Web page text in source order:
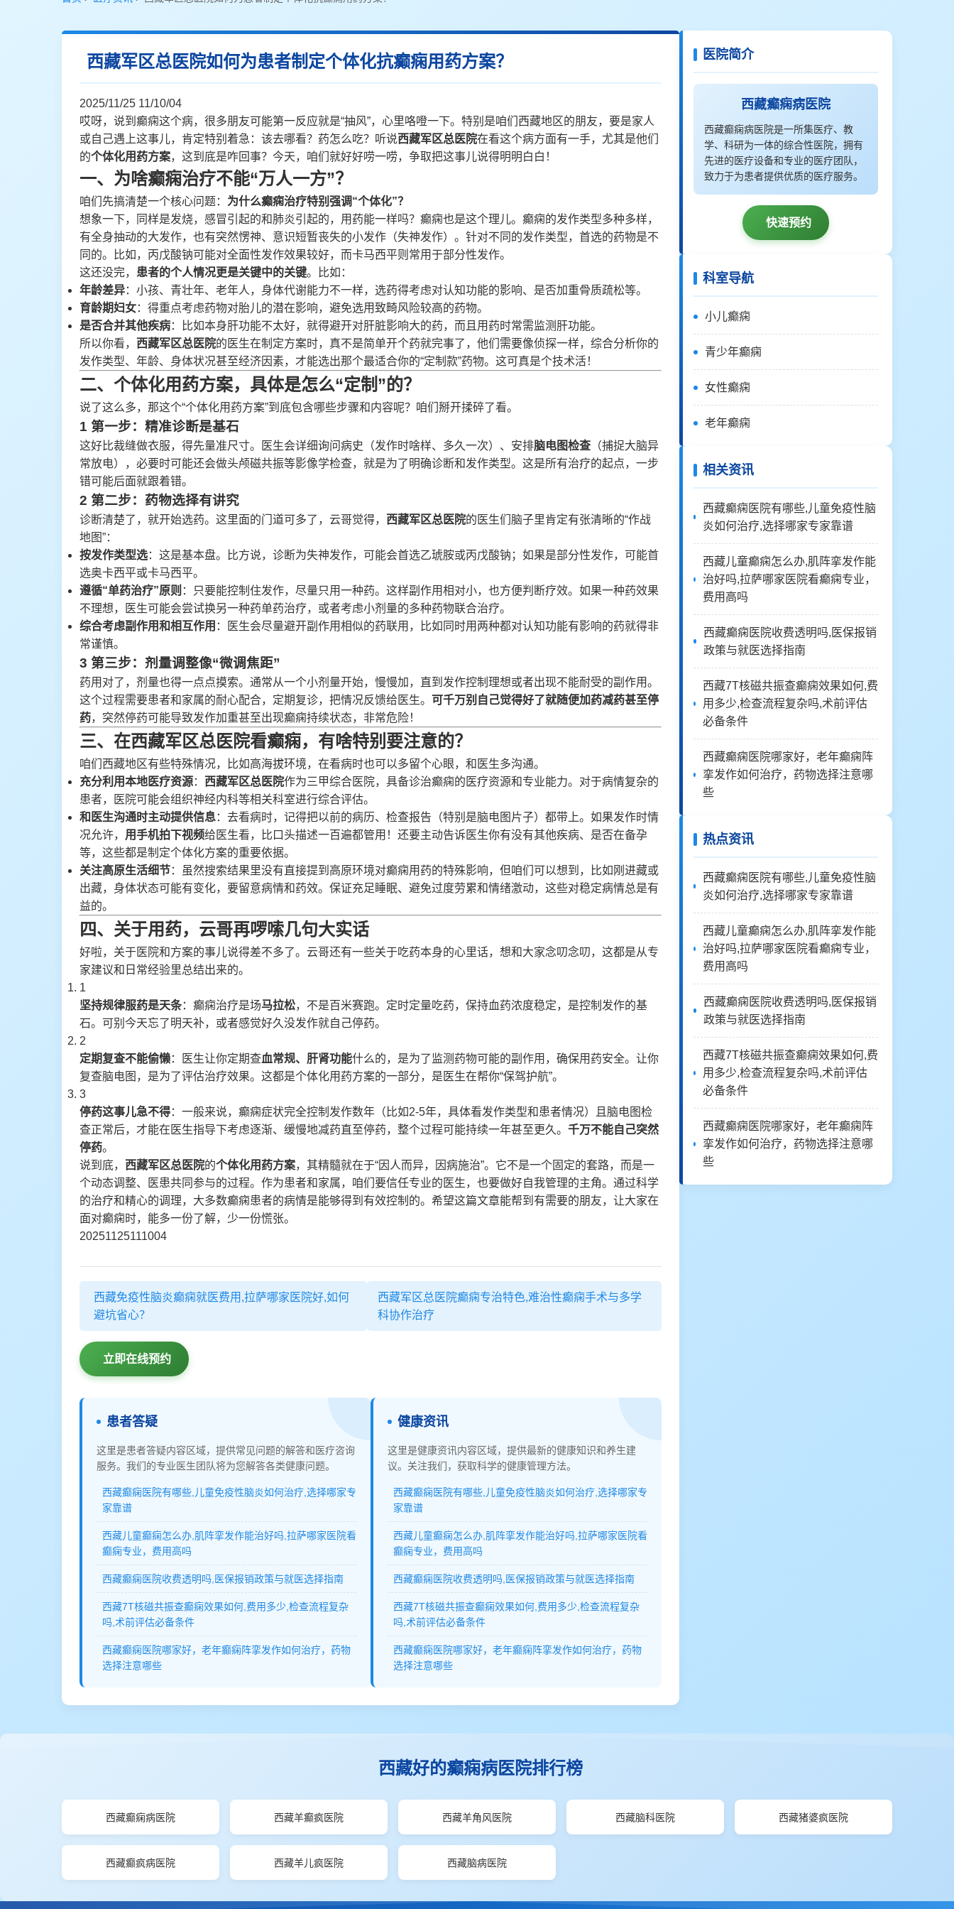
西藏军区总医院如何为患者制定个体化抗癫痫用药方案？
2025/11/25 11/10/04
哎呀，说到癫痫这个病，很多朋友可能第一反应就是“抽风”，心里咯噔一下。特别是咱们西藏地区的朋友，要是家人
或自己遇上这事儿，肯定特别着急：该去哪看？药怎么吃？听说西藏军区总医院在看这个病方面有一手，尤其是他们
的个体化用药方案，这到底是咋回事？今天，咱们就好好唠一唠，争取把这事儿说得明明白白！
一、为啥癫痫治疗不能“万人一方”？
咱们先搞清楚一个核心问题： 为什么癫痫治疗特别强调“个体化”？
想象一下，同样是发烧，感冒引起的和肺炎引起的，用药能一样吗？癫痫也是这个理儿。癫痫的发作类型多种多样，
有全身抽动的大发作，也有突然愣神、意识短暂丧失的小发作（失神发作）。针对不同的发作类型，首选的药物是不
同的。比如，丙戊酸钠可能对全面性发作效果较好，而卡马西平则常用于部分性发作。
这还没完， 患者的个人情况更是关键中的关键。比如：
年龄差异：小孩、青壮年、老年人，身体代谢能力不一样，选药得考虑对认知功能的影响、是否加重骨质疏松等。
育龄期妇女：得重点考虑药物对胎儿的潜在影响，避免选用致畸风险较高的药物。
是否合并其他疾病：比如本身肝功能不太好，就得避开对肝脏影响大的药，而且用药时常需监测肝功能。
所以你看， 西藏军区总医院的医生在制定方案时，真不是简单开个药就完事了，他们需要像侦探一样，综合分析你的
发作类型、年龄、身体状况甚至经济因素，才能选出那个最适合你的“定制款”药物。这可真是个技术活！
二、个体化用药方案，具体是怎么“定制”的？
说了这么多，那这个“个体化用药方案”到底包含哪些步骤和内容呢？咱们掰开揉碎了看。
1 第一步：精准诊断是基石
这好比裁缝做衣服，得先量准尺寸。医生会详细询问病史（发作时啥样、多久一次）、安排脑电图检查 （捕捉大脑异
常放电），必要时可能还会做头颅磁共振等影像学检查，就是为了明确诊断和发作类型。这是所有治疗的起点，一步
错可能后面就跟着错。
2 第二步：药物选择有讲究
诊断清楚了，就开始选药。这里面的门道可多了，云哥觉得， 西藏军区总医院的医生们脑子里肯定有张清晰的“作战
地图”：
按发作类型选：这是基本盘。比方说，诊断为失神发作，可能会首选乙琥胺或丙戊酸钠；如果是部分性发作，可能首
选奥卡西平或卡马西平。
遵循“单药治疗”原则 ：只要能控制住发作，尽量只用一种药。这样副作用相对小，也方便判断疗效。如果一种药效果
不理想，医生可能会尝试换另一种药单药治疗，或者考虑小剂量的多种药物联合治疗。
综合考虑副作用和相互作用 ：医生会尽量避开副作用相似的药联用，比如同时用两种都对认知功能有影响的药就得非
常谨慎。
3 第三步：剂量调整像“微调焦距”
药用对了，剂量也得一点点摸索。通常从一个小剂量开始，慢慢加，直到发作控制理想或者出现不能耐受的副作用。
这个过程需要患者和家属的耐心配合，定期复诊，把情况反馈给医生。 可千万别自己觉得好了就随便加药减药甚至停
药，突然停药可能导致发作加重甚至出现癫痫持续状态，非常危险！
三、在西藏军区总医院看癫痫，有啥特别要注意的？
咱们西藏地区有些特殊情况，比如高海拔环境，在看病时也可以多留个心眼，和医生多沟通。
充分利用本地医疗资源： 西藏军区总医院作为三甲综合医院，具备诊治癫痫的医疗资源和专业能力。对于病情复杂的
患者，医院可能会组织神经内科等相关科室进行综合评估。
和医生沟通时主动提供信息：去看病时，记得把以前的病历、检查报告（特别是脑电图片子）都带上。如果发作时情
况允许， 用手机拍下视频给医生看，比口头描述一百遍都管用！还要主动告诉医生你有没有其他疾病、是否在备孕
等，这些都是制定个体化方案的重要依据。
关注高原生活细节：虽然搜索结果里没有直接提到高原环境对癫痫用药的特殊影响，但咱们可以想到，比如刚进藏或
出藏，身体状态可能有变化，要留意病情和药效。保证充足睡眠、避免过度劳累和情绪激动，这些对稳定病情总是有
益的。
四、关于用药，云哥再啰嗦几句大实话
好啦，关于医院和方案的事儿说得差不多了。云哥还有一些关于吃药本身的心里话，想和大家念叨念叨，这都是从专
家建议和日常经验里总结出来的。
1
坚持规律服药是天条：癫痫治疗是场马拉松，不是百米赛跑。定时定量吃药，保持血药浓度稳定，是控制发作的基
石。可别今天忘了明天补，或者感觉好久没发作就自己停药。
2
定期复查不能偷懒：医生让你定期查血常规、肝肾功能什么的，是为了监测药物可能的副作用，确保用药安全。让你
复查脑电图，是为了评估治疗效果。这都是个体化用药方案的一部分，是医生在帮你“保驾护航”。
3
停药这事儿急不得：一般来说，癫痫症状完全控制发作数年（比如2-5年，具体看发作类型和患者情况）且脑电图检
查正常后，才能在医生指导下考虑逐渐、缓慢地减药直至停药，整个过程可能持续一年甚至更久。 千万不能自己突然
停药。
说到底， 西藏军区总医院的个体化用药方案，其精髓就在于“因人而异，因病施治”。它不是一个固定的套路，而是一
个动态调整、医患共同参与的过程。作为患者和家属，咱们要信任专业的医生，也要做好自我管理的主角。通过科学
的治疗和精心的调理，大多数癫痫患者的病情是能够得到有效控制的。希望这篇文章能帮到有需要的朋友，让大家在
面对癫痫时，能多一份了解，少一份慌张。
20251125111004
西藏免疫性脑炎癫痫就医费用,拉萨哪家医院好,如何
避坑省心？
西藏军区总医院癫痫专治特色,难治性癫痫手术与多学
科协作治疗
立即在线预约
患者答疑
这里是患者答疑内容区域，提供常见问题的解答和医疗咨询
服务。我们的专业医生团队将为您解答各类健康问题。
西藏癫痫医院有哪些,儿童免疫性脑炎如何治疗,选择哪家专
家靠谱
西藏儿童癫痫怎么办,肌阵挛发作能治好吗,拉萨哪家医院看
癫痫专业，费用高吗
西藏癫痫医院收费透明吗,医保报销政策与就医选择指南
西藏7T核磁共振查癫痫效果如何,费用多少,检查流程复杂
吗,术前评估必备条件
西藏癫痫医院哪家好，老年癫痫阵挛发作如何治疗，药物
选择注意哪些
健康资讯
这里是健康资讯内容区域，提供最新的健康知识和养生建
议。关注我们，获取科学的健康管理方法。
西藏癫痫医院有哪些,儿童免疫性脑炎如何治疗,选择哪家专
家靠谱
西藏儿童癫痫怎么办,肌阵挛发作能治好吗,拉萨哪家医院看
癫痫专业，费用高吗
西藏癫痫医院收费透明吗,医保报销政策与就医选择指南
西藏7T核磁共振查癫痫效果如何,费用多少,检查流程复杂
吗,术前评估必备条件
西藏癫痫医院哪家好，老年癫痫阵挛发作如何治疗，药物
选择注意哪些
医院简介
西藏癫痫病医院
西藏癫痫病医院是一所集医疗、教
学、科研为一体的综合性医院，拥有
先进的医疗设备和专业的医疗团队，
致力于为患者提供优质的医疗服务。
快速预约
科室导航
小儿癫痫
青少年癫痫
女性癫痫
老年癫痫
相关资讯
西藏癫痫医院有哪些,儿童免疫性脑
炎如何治疗,选择哪家专家靠谱
西藏儿童癫痫怎么办,肌阵挛发作能
治好吗,拉萨哪家医院看癫痫专业，
费用高吗
西藏癫痫医院收费透明吗,医保报销
政策与就医选择指南
西藏7T核磁共振查癫痫效果如何,费
用多少,检查流程复杂吗,术前评估
必备条件
西藏癫痫医院哪家好，老年癫痫阵
挛发作如何治疗，药物选择注意哪
些
热点资讯
西藏癫痫医院有哪些,儿童免疫性脑
炎如何治疗,选择哪家专家靠谱
西藏儿童癫痫怎么办,肌阵挛发作能
治好吗,拉萨哪家医院看癫痫专业，
费用高吗
西藏癫痫医院收费透明吗,医保报销
政策与就医选择指南
西藏7T核磁共振查癫痫效果如何,费
用多少,检查流程复杂吗,术前评估
必备条件
西藏癫痫医院哪家好，老年癫痫阵
挛发作如何治疗，药物选择注意哪
些
西藏好的癫痫病医院排行榜
西藏癫痫病医院 西藏羊癫疯医院 西藏羊角风医院 西藏脑科医院 西藏猪婆疯医院
西藏癫疯病医院 西藏羊儿疯医院 西藏脑病医院